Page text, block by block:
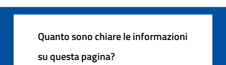
Quanto sono chiare le informazioni
su questa pagina?